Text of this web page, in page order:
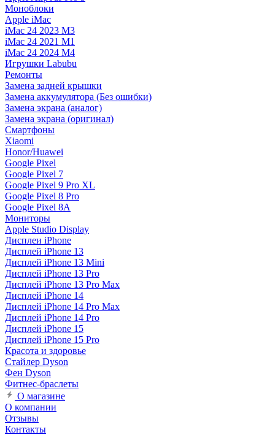
Моноблоки
Apple iMac
iMac 24 2023 M3
iMac 24 2021 M1
iMac 24 2024 M4
Игрушки Labubu
Ремонты
Замена задней крышки
Замена аккумулятора (Без ошибки)
Замена экрана (аналог)
Замена экрана (оригинал)
Смартфоны
Xiaomi
Honor/Huawei
Google Pixel
Google Pixel 7
Google Pixel 9 Pro XL
Google Pixel 8 Pro
Google Pixel 8A
Мониторы
Apple Studio Display
Дисплеи iPhone
Дисплей iPhone 13
Дисплей iPhone 13 Mini
Дисплей iPhone 13 Pro
Дисплей iPhone 13 Pro Max
Дисплей iPhone 14
Дисплей iPhone 14 Pro Max
Дисплей iPhone 14 Pro
Дисплей iPhone 15
Дисплей iPhone 15 Pro
Красота и здоровье
Стайлер Dyson
Фен Dyson
Фитнес-браслеты
О магазине
О компании
Отзывы
Контакты